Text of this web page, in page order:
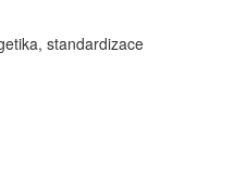
standardizace